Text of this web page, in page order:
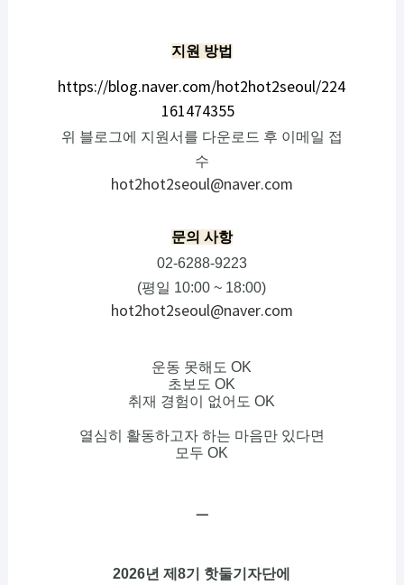
지원 방법
https://blog.naver.com/hot2hot2seoul/224
161474355
위 블로그에 지원서를 다운로드 후 이메일 접
수
hot2hot2seoul@naver.com
문의 사항
02-6288-9223
(평일 10:00 ~ 18:00)
hot2hot2seoul@naver.com
운동 못해도OK
초보도OK
취재 경험이 없어도OK
열심히 활동하고자 하는 마음만 있다면
모두 OK
ㅡ
2026년 제8기 핫둘기자단에